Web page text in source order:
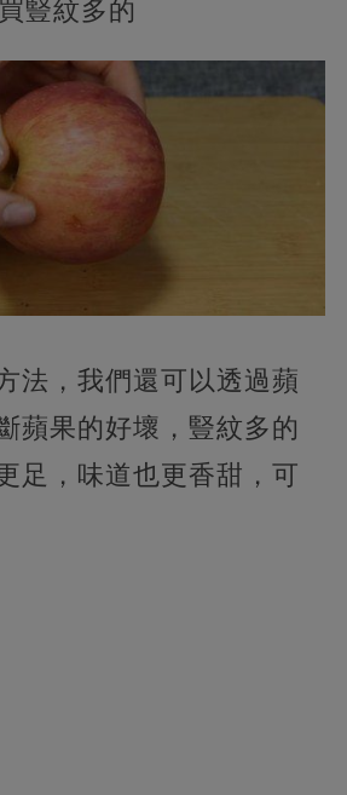
豎紋多的
法，我們還可以透過蘋
蘋果的好壞，豎紋多的
足，味道也更香甜，可